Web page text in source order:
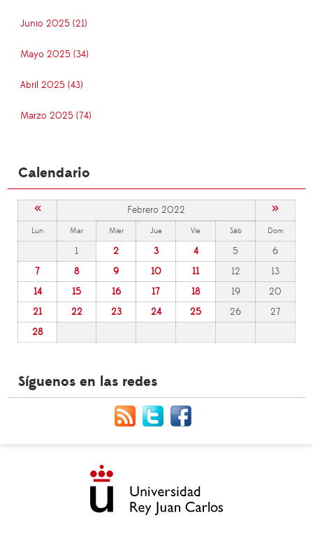
Junio 2025 (21)
Mayo 2025 (34)
Abril 2025 (43)
Marzo 2025 (74)
Calendario
« Febrero 2022 »
Lun Mar Mier Jue Vie Sáb Dom
1 2 3 4 5
6
7
8 9 10 11 12
13
14
15 16 17 18 19
20
21
22 23 24 25 26
27
28
Síguenos en las redes